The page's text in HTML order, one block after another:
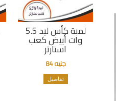
لمبة كأس ليد 5.5
وات أبيض كعب
استارتر
جنيه 84
تفاصيل